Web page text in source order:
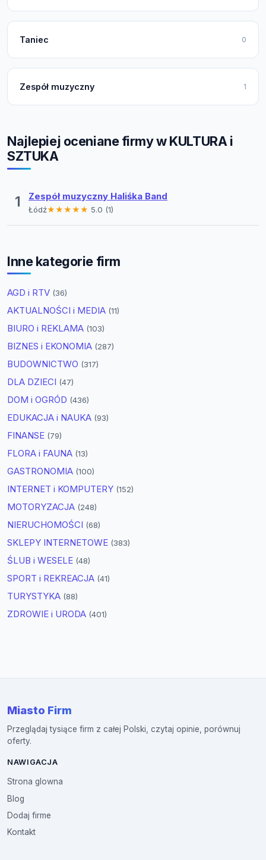
Taniec 0
Zespół muzyczny 1
Najlepiej oceniane firmy w KULTURA i
SZTUKA
1 Zespół muzyczny Haliśka Band
Łódź★★★★★ 5.0 (1)
Inne kategorie firm
AGD i RTV (36)
AKTUALNOŚCI i MEDIA (11)
BIURO i REKLAMA (103)
BIZNES i EKONOMIA (287)
BUDOWNICTWO (317)
DLA DZIECI (47)
DOM i OGRÓD (436)
EDUKACJA i NAUKA (93)
FINANSE (79)
FLORA i FAUNA (13)
GASTRONOMIA (100)
INTERNET i KOMPUTERY (152)
MOTORYZACJA (248)
NIERUCHOMOŚCI (68)
SKLEPY INTERNETOWE (383)
ŚLUB i WESELE (48)
SPORT i REKREACJA (41)
TURYSTYKA (88)
ZDROWIE i URODA (401)
Miasto Firm
Przeglądaj tysiące firm z całej Polski, czytaj opinie, porównuj
oferty.
NAWIGACJA
Strona glowna
Blog
Dodaj firme
Kontakt